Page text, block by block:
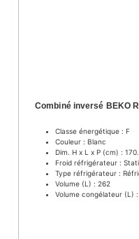
Combiné inversé BEKO
Classe énergétique : F
Couleur : Blanc
Dim. H x L x P (cm) :
Froid réfrigérateur :
Type réfrigérateur :
Volume (L) : 262
Volume congélateur (L) :